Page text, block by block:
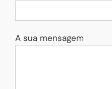
A sua mensagem